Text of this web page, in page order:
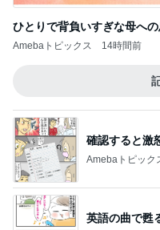
ひとりで背負いすぎな母へ
Amebaトピックス 14時間前
確認すると激
Amebaトピック
英語の曲で甦